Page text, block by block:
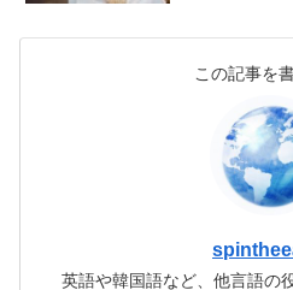
この記事を
英語や韓国語など、他言語の